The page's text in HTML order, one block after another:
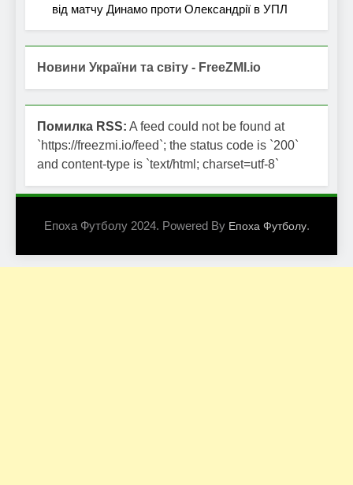
від матчу Динамо проти Олександрії в УПЛ
Новини України та світу - FreeZMI.io
Помилка RSS: A feed could not be found at
`https://freezmi.io/feed`; the status code is `200`
and content-type is `text/html; charset=utf-8`
Епоха Футболу 2024. Powered By Епоха Футболу.